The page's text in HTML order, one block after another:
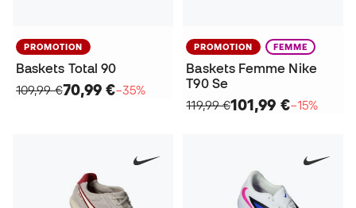
PROMOTION
Baskets Total 90
109,99 €70,99 €−35%
PROMOTION FEMME
Baskets Femme Nike
T90 Se
119,99 €101,99 €−15%